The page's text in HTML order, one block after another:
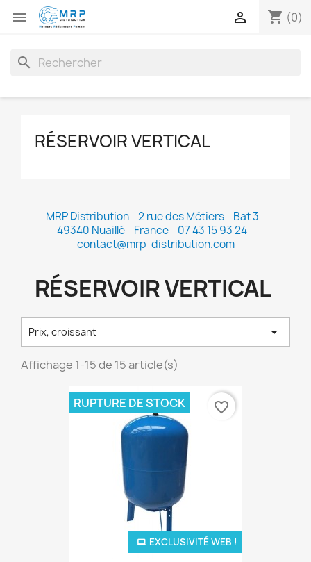
 shopping_cart (0)

search
RÉSERVOIR VERTICAL
MRP Distribution - 2 rue des Métiers - Bat 3 -
49340 Nuaillé - France - 07 43 15 93 24 -
contact@mrp-distribution.com
RÉSERVOIR VERTICAL
Prix, croissant 
Affichage 1-15 de 15 article(s)
EXCLUSIVITÉ WEB !
RUPTURE DE STOCK favorite_border